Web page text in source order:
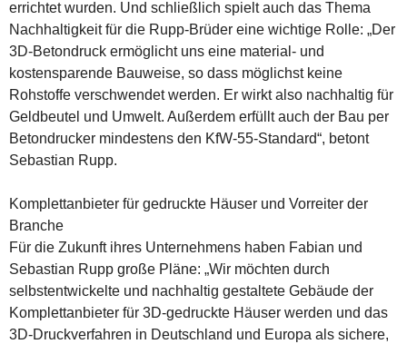
errichtet wurden. Und schließlich spielt auch das Thema
Nachhaltigkeit für die Rupp-Brüder eine wichtige Rolle: „Der
3D-Betondruck ermöglicht uns eine material- und
kostensparende Bauweise, so dass möglichst keine
Rohstoffe verschwendet werden. Er wirkt also nachhaltig für
Geldbeutel und Umwelt. Außerdem erfüllt auch der Bau per
Betondrucker mindestens den KfW-55-Standard“, betont
Sebastian Rupp.
Komplettanbieter für gedruckte Häuser und Vorreiter der
Branche
Für die Zukunft ihres Unternehmens haben Fabian und
Sebastian Rupp große Pläne: „Wir möchten durch
selbstentwickelte und nachhaltig gestaltete Gebäude der
Komplettanbieter für 3D-gedruckte Häuser werden und das
3D-Druckverfahren in Deutschland und Europa als sichere,